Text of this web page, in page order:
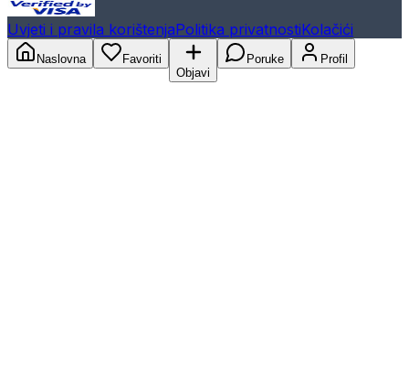
Uvjeti i pravila korištenjaPolitika privatnostiKolačići
Naslovna
Favoriti
Objavi
Poruke Profil